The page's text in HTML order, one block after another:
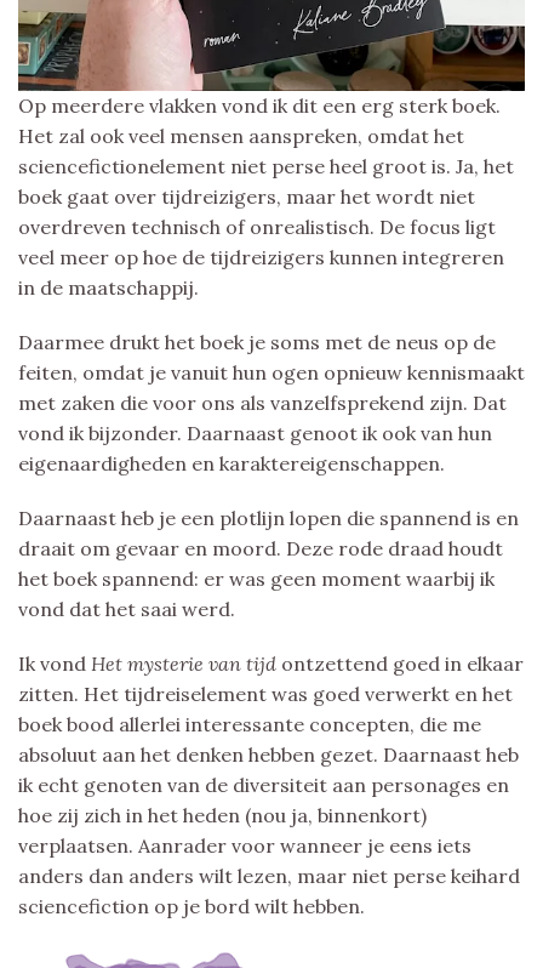
Op meerdere vlakken vond ik dit een erg sterk boek.
Het zal ook veel mensen aanspreken, omdat het
sciencefictionelement niet perse heel groot is. Ja, het
boek gaat over tijdreizigers, maar het wordt niet
overdreven technisch of onrealistisch. De focus ligt
veel meer op hoe de tijdreizigers kunnen integreren
in de maatschappij.
Daarmee drukt het boek je soms met de neus op de
feiten, omdat je vanuit hun ogen opnieuw kennismaakt
met zaken die voor ons als vanzelfsprekend zijn. Dat
vond ik bijzonder. Daarnaast genoot ik ook van hun
eigenaardigheden en karaktereigenschappen.
Daarnaast heb je een plotlijn lopen die spannend is en
draait om gevaar en moord. Deze rode draad houdt
het boek spannend: er was geen moment waarbij ik
vond dat het saai werd.
Ik vond Het mysterie van tijd ontzettend goed in elkaar
zitten. Het tijdreiselement was goed verwerkt en het
boek bood allerlei interessante concepten, die me
absoluut aan het denken hebben gezet. Daarnaast heb
ik echt genoten van de diversiteit aan personages en
hoe zij zich in het heden (nou ja, binnenkort)
verplaatsen. Aanrader voor wanneer je eens iets
anders dan anders wilt lezen, maar niet perse keihard
sciencefiction op je bord wilt hebben.